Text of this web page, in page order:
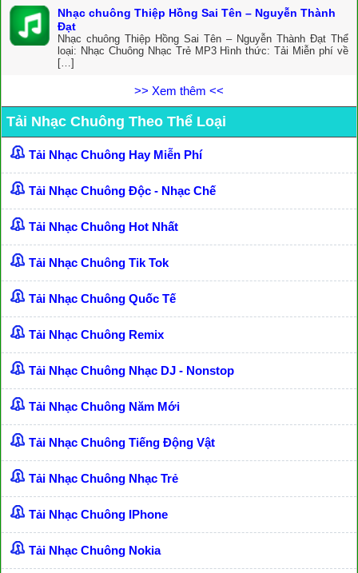
Nhạc chuông Thiệp Hồng Sai Tên – Nguyễn Thành
Đạt
Nhạc chuông Thiệp Hồng Sai Tên – Nguyễn Thành Đạt Thể
loại: Nhạc Chuông Nhạc Trẻ MP3 Hình thức: Tải Miễn phí về
[…]
>> Xem thêm <<
Tải Nhạc Chuông Theo Thể Loại
Tải Nhạc Chuông Hay Miễn Phí
Tải Nhạc Chuông Độc - Nhạc Chế
Tải Nhạc Chuông Hot Nhất
Tải Nhạc Chuông Tik Tok
Tải Nhạc Chuông Quốc Tế
Tải Nhạc Chuông Remix
Tải Nhạc Chuông Nhạc DJ - Nonstop
Tải Nhạc Chuông Năm Mới
Tải Nhạc Chuông Tiếng Động Vật
Tải Nhạc Chuông Nhạc Trẻ
Tải Nhạc Chuông IPhone
Tải Nhạc Chuông Nokia